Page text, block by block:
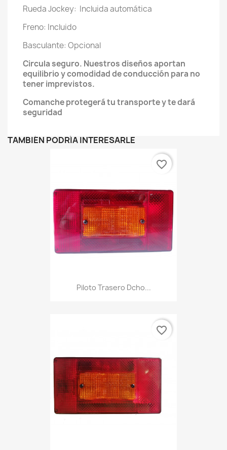
Rueda Jockey: Incluida automática
Freno: Incluido
Basculante: Opcional
Circula seguro. Nuestros diseños aportan
equilibrio y comodidad de conducción para no
tener imprevistos.
Comanche protegerá tu transporte y te dará
seguridad
TAMBIÉN PODRÍA INTERESARLE
Piloto Trasero Dcho...
favorite_border
favorite_border